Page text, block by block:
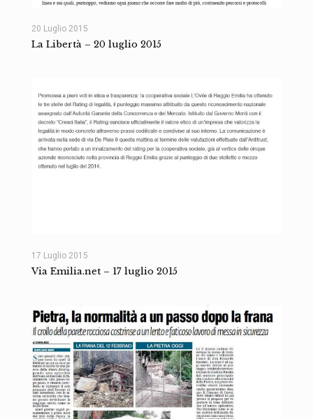
20 Luglio 2015
La Libertà – 20 luglio 2015
17 Luglio 2015
Via Emilia.net – 17 luglio 2015